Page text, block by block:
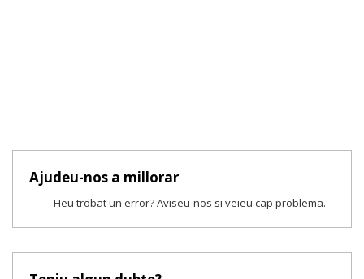
Ajudeu-nos a millorar
Heu trobat un error? Aviseu-nos si veieu cap problema.